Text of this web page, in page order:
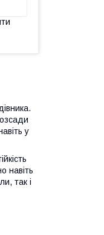
у
навіть
так і